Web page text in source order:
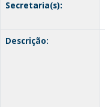
Secretaria(s):
Descrição: